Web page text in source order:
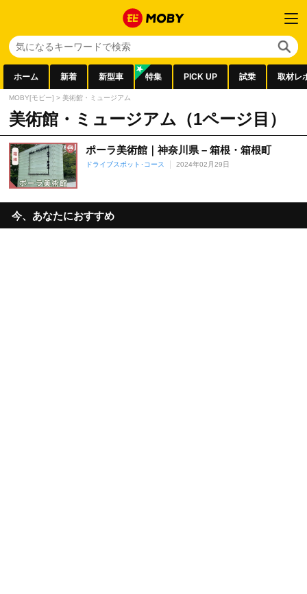
ホーム 新着 新型車 特集 PICK UP 試乗 取材レ
MOBY[モビー] > 美術館・ミュージアム
美術館・ミュージアム（1ページ目）
ポーラ美術館｜神奈川県 – 箱根・箱根町
ドライブスポット･コース 2024年02月29日
今、あなたにおすすめ